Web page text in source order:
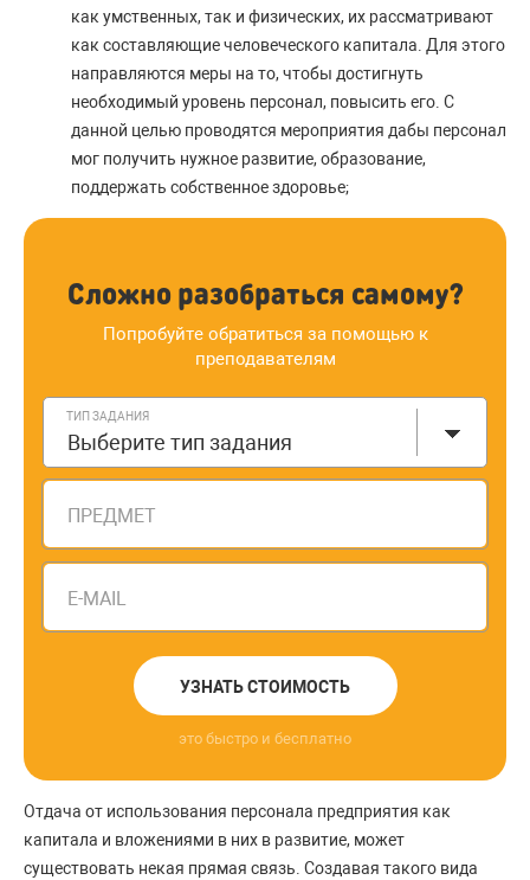
как умственных, так и физических, их рассматривают
как составляющие человеческого капитала. Для этого
направляются меры на то, чтобы достигнуть
необходимый уровень персонал, повысить его. С
данной целью проводятся мероприятия дабы персонал
мог получить нужное развитие, образование,
поддержать собственное здоровье;
Сложно разобраться самому?
Попробуйте обратиться за помощью к
преподавателям
ТИП ЗАДАНИЯ
Выберите тип задания
ПРЕДМЕТ
E-MAIL
УЗНАТЬ СТОИМОСТЬ
это быстро и бесплатно
Отдача от использования персонала предприятия как
капитала и вложениями в них в развитие, может
существовать некая прямая связь. Создавая такого вида